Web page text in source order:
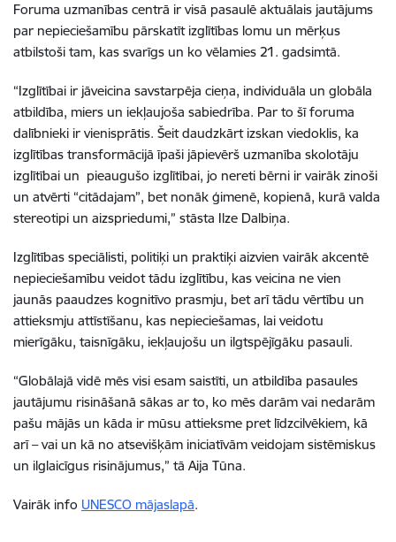
Foruma uzmanības centrā ir visā pasaulē aktuālais jautājums
par nepieciešamību pārskatīt izglītības lomu un mērķus
atbilstoši tam, kas svarīgs un ko vēlamies 21. gadsimtā.
“Izglītībai ir jāveicina savstarpēja cieņa, individuāla un globāla
atbildība, miers un iekļaujoša sabiedrība. Par to šī foruma
dalībnieki ir vienisprātis. Šeit daudzkārt izskan viedoklis, ka
izglītības transformācijā īpaši jāpievērš uzmanība skolotāju
izglītībai un pieaugušo izglītībai, jo nereti bērni ir vairāk zinoši
un atvērti “citādajam”, bet nonāk ģimenē, kopienā, kurā valda
stereotipi un aizspriedumi,” stāsta Ilze Dalbiņa.
Izglītības speciālisti, politiķi un praktiķi aizvien vairāk akcentē
nepieciešamību veidot tādu izglītību, kas veicina ne vien
jaunās paaudzes kognitīvo prasmju, bet arī tādu vērtību un
attieksmju attīstīšanu, kas nepieciešamas, lai veidotu
mierīgāku, taisnīgāku, iekļaujošu un ilgtspējīgāku pasauli.
“Globālajā vidē mēs visi esam saistīti, un atbildība pasaules
jautājumu risināšanā sākas ar to, ko mēs darām vai nedarām
pašu mājās un kāda ir mūsu attieksme pret līdzcilvēkiem, kā
arī – vai un kā no atsevišķām iniciatīvām veidojam sistēmiskus
un ilglaicīgus risinājumus,” tā Aija Tūna.
Vairāk info UNESCO mājaslapā.